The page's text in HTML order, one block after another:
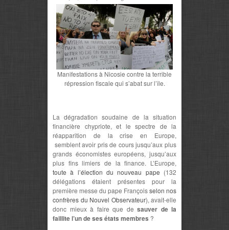
Manifestations à Nicosie contre la terrible
répression fiscale qui s’abat sur l’île.
La dégradation soudaine de la situation
financière chypriote, et le spectre de la
réapparition de la crise en Europe,
semblent avoir pris de cours jusqu’aux plus
grands économistes européens, jusqu’aux
plus fins limiers de la finance. L’Europe,
toute à l’élection du nouveau pape (132
délégations étaient présentes pour la
première messe du pape Françoisselon nos
confrères du Nouvel Observateur), avait-elle
donc mieux à faire que de sauver de la
faillite l’un de ses états membres ?